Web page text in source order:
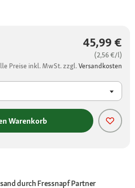
45,99 €
(2,56 €/l)
Preise inkl. MwSt. zzgl.Versandkosten
Warenkorb
durchFressnapf Partner